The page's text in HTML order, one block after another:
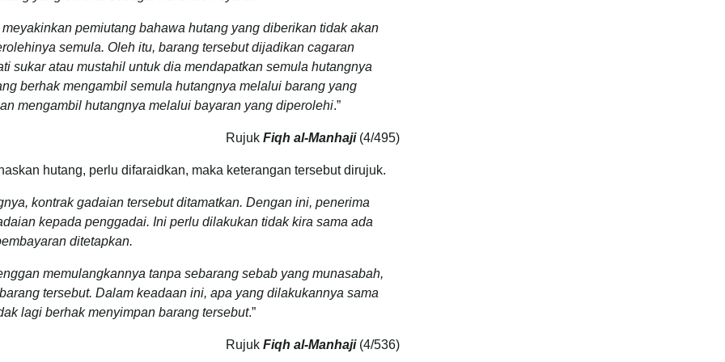
pemiutang bahawa hutang yang diberikan tidak akan
semula. Oleh itu, barang tersebut dijadikan cagaran
sukar atau mustahil untuk dia mendapatkan semula hutangnya
berhak mengambil semula hutangnya melalui barang yang
mengambil hutangnya melalui bayaran yang diperolehi.”
Rujuk Fiqh al-Manhaji(4/495)
hutang, perlu difaraidkan, maka keterangan tersebut dirujuk.
kontrak gadaian tersebut ditamatkan. Dengan ini, penerima
kepada penggadai. Ini perlu dilakukan tidak kira sama ada
ditetapkan.
memulangkannya tanpa sebarang sebab yang munasabah,
tersebut. Dalam keadaan ini, apa yang dilakukannya sama
lagi berhak menyimpan barang tersebut.”
Rujuk Fiqh al-Manhaji(4/536)